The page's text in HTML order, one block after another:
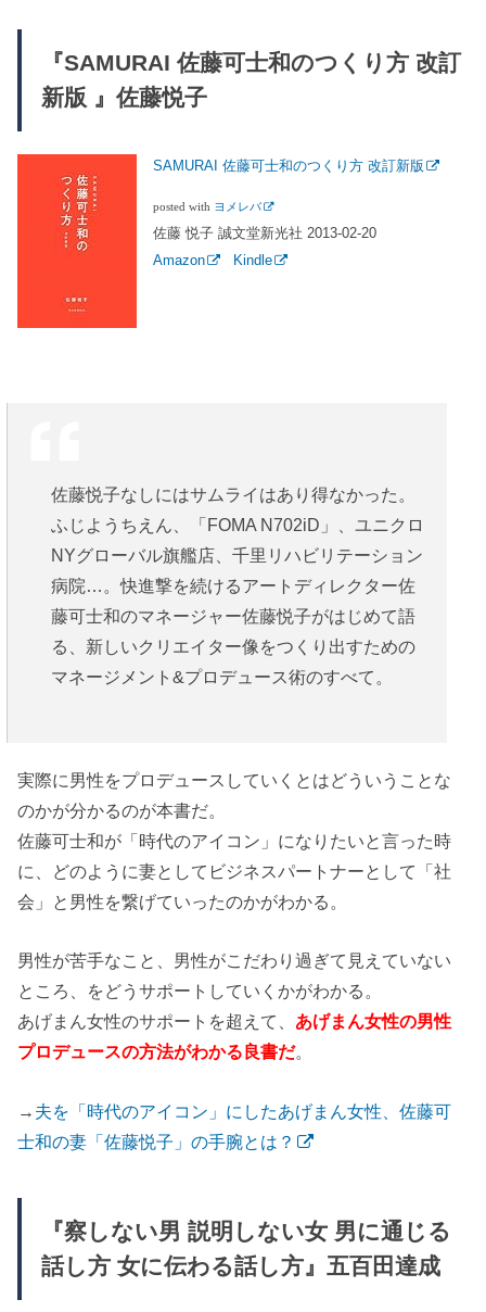
『SAMURAI 佐藤可士和のつくり方 改訂
新版 』佐藤悦子
SAMURAI 佐藤可士和のつくり方 改訂新版
posted with ヨメレバ
佐藤 悦子 誠文堂新光社 2013-02-20
Amazon
Kindle
佐藤悦子なしにはサムライはあり得なかった。
ふじようちえん、「FOMA N702iD」、ユニクロ
NYグローバル旗艦店、千里リハビリテーション
病院…。快進撃を続けるアートディレクター佐
藤可士和のマネージャー佐藤悦子がはじめて語
る、新しいクリエイター像をつくり出すための
マネージメント&プロデュース術のすべて。
実際に男性をプロデュースしていくとはどういうことな
のかが分かるのが本書だ。
佐藤可士和が「時代のアイコン」になりたいと言った時
に、どのように妻としてビジネスパートナーとして「社
会」と男性を繋げていったのかがわかる。
男性が苦手なこと、男性がこだわり過ぎて見えていない
ところ、をどうサポートしていくかがわかる。
あげまん女性のサポートを超えて、 あげまん女性の男性
プロデュースの方法がわかる良書だ。
→ 夫を「時代のアイコン」にしたあげまん女性、佐藤可
士和の妻「佐藤悦子」の手腕とは？
『察しない男 説明しない女 男に通じる
話し方 女に伝わる話し方』五百田達成